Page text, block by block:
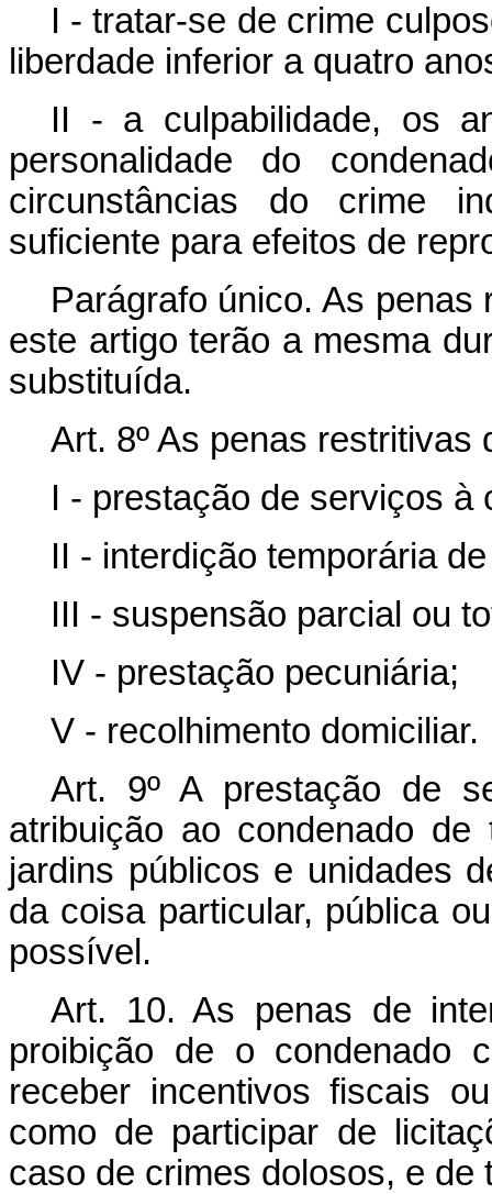
I - tratar-se de crime
liberdade inferior a quatro
II - a culpabilidade, os
personalidade do
circunstâncias do crime
suficiente para efeitos de
Parágrafo único. As
este artigo terão a mesma
substituída.
Art. 8º As penas restritivas
I - prestação de serviços à
II - interdição temporária
III - suspensão parcial ou
IV - prestação pecuniária;
V - recolhimento domiciliar.
Art. 9º A prestação de
atribuição ao condenado
jardins públicos e unidades
da coisa particular, pública
possível.
Art. 10. As penas de
proibição de o condenado
receber incentivos fiscais
como de participar de
caso de crimes dolosos, e